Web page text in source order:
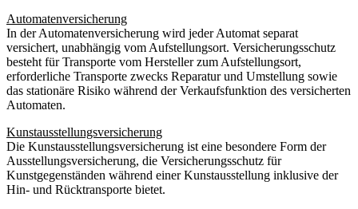
Automatenversicherung
In der Automatenversicherung wird jeder Automat separat
versichert, unabhängig vom Aufstellungsort. Versicherungsschutz
besteht für Transporte vom Hersteller zum Aufstellungsort,
erforderliche Transporte zwecks Reparatur und Umstellung sowie
das stationäre Risiko während der Verkaufsfunktion des versicherten
Automaten.
Kunstausstellungsversicherung
Die Kunstausstellungsversicherung ist eine besondere Form der
Ausstellungsversicherung, die Versicherungsschutz für
Kunstgegenständen während einer Kunstausstellung inklusive der
Hin- und Rücktransporte bietet.